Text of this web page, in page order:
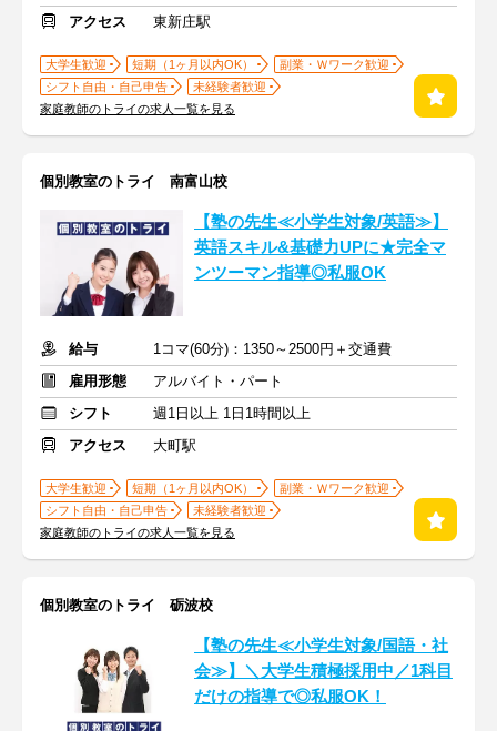
アクセス
東新庄駅
大学生歓迎 短期（1ヶ月以内OK）
副業・Ｗワーク歓迎
シフト自由・自己申告
未経験者歓迎
家庭教師のトライの求人一覧を見る
個別教室のトライ 南富山校
【塾の先生≪小学生対象/英語≫】
英語スキル&基礎力UPに★完全マ
ンツーマン指導◎私服OK
給与
1コマ(60分)：1350～2500円＋交通費
雇用形態
アルバイト・パート
シフト
週1日以上 1日1時間以上
アクセス
大町駅
大学生歓迎 短期（1ヶ月以内OK）
副業・Ｗワーク歓迎
シフト自由・自己申告
未経験者歓迎
家庭教師のトライの求人一覧を見る
個別教室のトライ 砺波校
【塾の先生≪小学生対象/国語・社
会≫】＼大学生積極採用中／1科目
だけの指導で◎私服OK！